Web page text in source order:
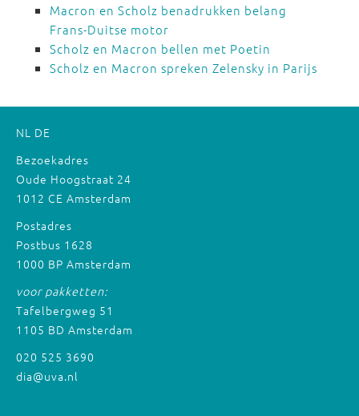
Macron en Scholz benadrukken belang
Frans-Duitse motor
Scholz en Macron bellen met Poetin
Scholz en Macron spreken Zelensky in Parijs
NL DE
Bezoekadres
Oude Hoogstraat 24
1012 CE Amsterdam
Postadres
Postbus 1628
1000 BP Amsterdam
voor pakketten:
Tafelbergweg 51
1105 BD Amsterdam
020 525 3690
dia@uva.nl